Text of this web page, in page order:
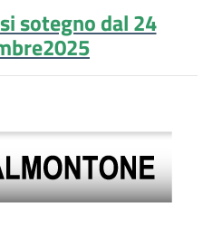
sotegno dal 24